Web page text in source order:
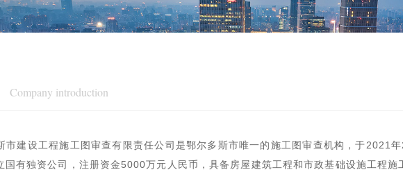
Company introduction
设工程施工图审查有限责任公司是鄂尔多斯市唯一的施工图审查机构，于2021年
国有独资公司，注册资金5000万元人民币，具备房屋建筑工程和市政基础设施工程施